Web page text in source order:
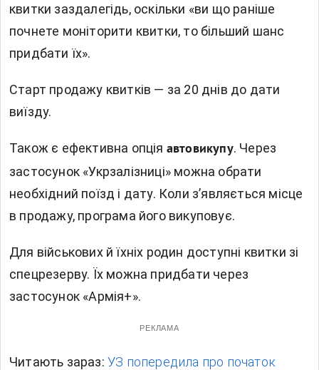
квитки заздалегідь, оскільки «ви що раніше
почнете моніторити квитки, то більший шанс
придбати їх».
Старт продажу квитків — за 20 днів до дати
виїзду.
Також є ефективна опція автовикупу. Через
застосунок «Укрзалізниці» можна обрати
необхідний поїзд і дату. Коли з’являється місце
в продажу, програма його викуповує.
Для військових й їхніх родин доступні квитки зі
спецрезерву. Їх можна придбати через
застосунок «Армія+».
РЕКЛАМА
Читають зараз: УЗ попередила про початок